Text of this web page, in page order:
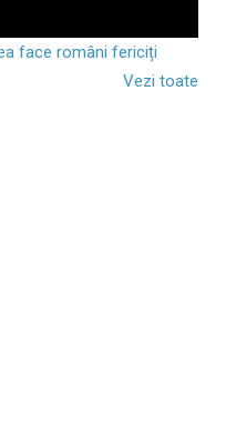
face români fericiți
Vezi toate